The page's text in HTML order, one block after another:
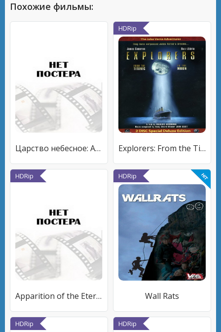
Похожие фильмы:
Царство небесное: Актерские репетиции
HDRip
Explorers: From the Titanic to the Moon
HDRip
Apparition of the Eternal Church
HDRip
Wall Rats
HDRip HDRip